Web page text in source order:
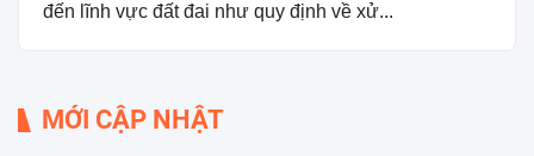
đến lĩnh vực đất đai như quy định về xử...
MỚI CẬP NHẬT